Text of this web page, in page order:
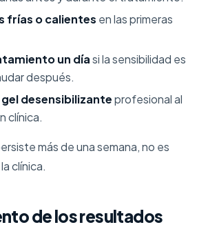
frías o calientes en las primeras
un díasi la sensibilidad es
después.
desensibilizanteprofesional al
clínica.
más de una semana, no es
clínica.
de los resultados